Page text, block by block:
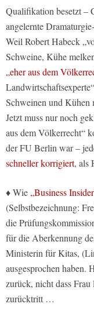
Qualifikation besetzt –
angelernte
Weil Robert Habeck
Schweine, Kühe
„eher aus dem
Schweinen und Kühen
Jetzt muss nur noch
aus dem Völkerrecht“
der FU Berlin war –
schneller korrigiert, als
♦ Wie„Business
(Selbstbezeichnung:
die
für die Aberkennung
Ministerin für Kitas,
ausgesprochen haben.
zurück, nicht dass
zurücktritt …